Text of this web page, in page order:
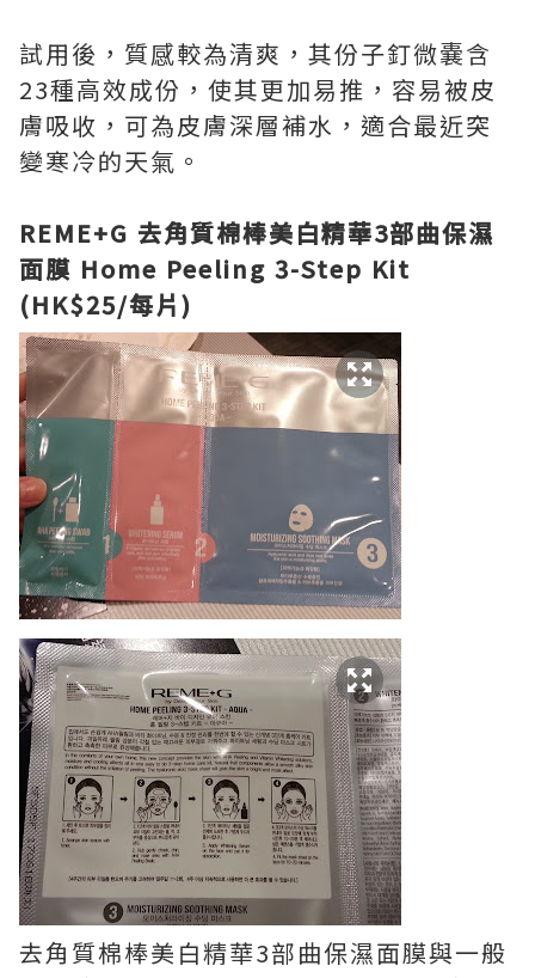
試用後，質感較為清爽，其份子釘微嚢含
23種高效成份，使其更加易推，容易被皮
膚吸收，可為皮膚深層補水，適合最近突
變寒冷的天氣。
REME+G 去角質棉棒美白精華3部曲保濕
面膜 Home Peeling 3-Step Kit
(HK$25/每片)
去角質棉棒美白精華3部曲保濕面膜與一般